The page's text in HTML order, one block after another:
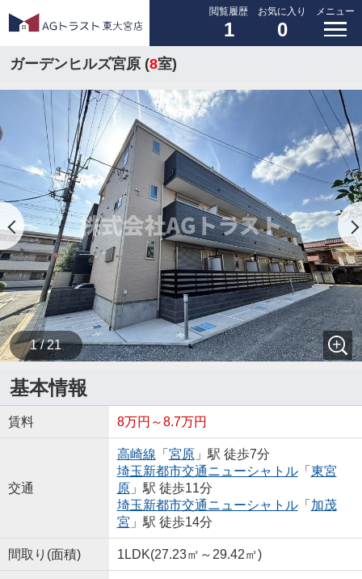
閲覧履歴
1
お気に入り
0
メニュー
ガーデンヒルズ宮原 (8室)
1 / 21
基本情報
賃料 8万円～8.7万円
交通
高崎線 「 宮原」駅 徒歩7分
埼玉新都市交通ニューシャトル「 東宮
原」駅 徒歩11分
埼玉新都市交通ニューシャトル「 加茂
宮 」駅 徒歩14分
間取り(面積) 1LDK(27.23㎡～29.42㎡)